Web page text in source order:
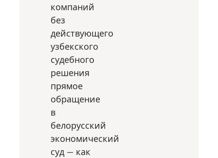
компаний
без
действующего
узбекского
судебного
решения
прямое
обращение
в
белорусский
экономический
суд — как